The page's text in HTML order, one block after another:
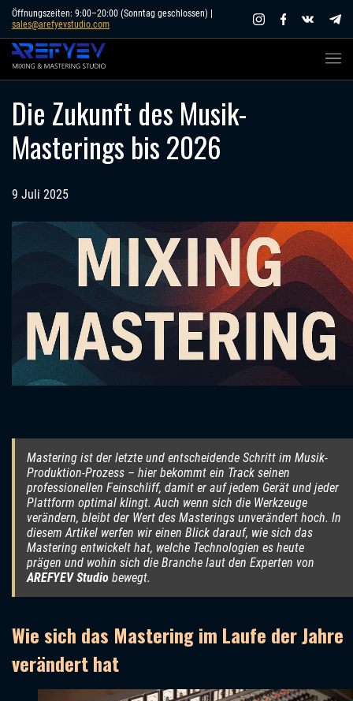
Skip
content
Öffnungszeiten: 9:00–20:00 (Sonntag geschlossen) |
sales@arefyevstudio.com
Die Zukunft des Musik-
Masterings bis 2026
9 Juli 2025
Mastering ist der letzte und entscheidende Schritt im Musik-
Produktion-Prozess – hier bekommt ein Track seinen
professionellen Feinschliff, damit er auf jedem Gerät und jeder
Plattform optimal klingt. Auch wenn sich die Werkzeuge
verändern, bleibt der Wert des Masterings unverändert hoch. In
diesem Artikel werfen wir einen Blick darauf, wie sich das
Mastering entwickelt hat, welche Technologien es heute
prägen und wohin sich die Branche laut den Experten von
AREFYEV Studio bewegt.
Wie sich das Mastering im Laufe der Jahre
verändert hat